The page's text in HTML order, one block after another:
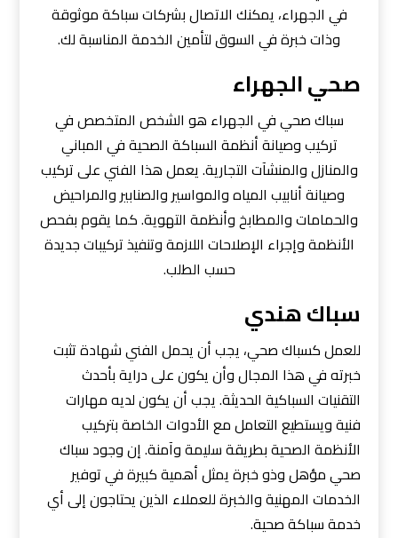
في الجهراء، يمكنك الاتصال بشركات سباكة موثوقة
وذات خبرة في السوق لتأمين الخدمة المناسبة لك.
صحي الجهراء
سباك صحي في الجهراء هو الشخص المتخصص في
تركيب وصيانة أنظمة السباكة الصحية في المباني
والمنازل والمنشآت التجارية. يعمل هذا الفني على تركيب
وصيانة أنابيب المياه والمواسير والصنابير والمراحيض
والحمامات والمطابخ وأنظمة التهوية. كما يقوم بفحص
الأنظمة وإجراء الإصلاحات اللازمة وتنفيذ تركيبات جديدة
حسب الطلب.
سباك هندي
للعمل كسباك صحي، يجب أن يحمل الفني شهادة تثبت
خبرته في هذا المجال وأن يكون على دراية بأحدث
التقنيات السباكية الحديثة. يجب أن يكون لديه مهارات
فنية ويستطيع التعامل مع الأدوات الخاصة بتركيب
الأنظمة الصحية بطريقة سليمة وآمنة. إن وجود سباك
صحي مؤهل وذو خبرة يمثل أهمية كبيرة في توفير
الخدمات المهنية والخبرة للعملاء الذين يحتاجون إلى أي
خدمة سباكة صحية.